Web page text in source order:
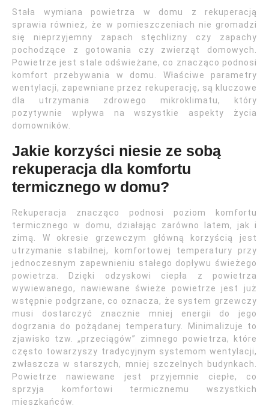
Stała wymiana powietrza w domu z rekuperacją
sprawia również, że w pomieszczeniach nie gromadzi
się nieprzyjemny zapach stęchlizny czy zapachy
pochodzące z gotowania czy zwierząt domowych.
Powietrze jest stale odświeżane, co znacząco podnosi
komfort przebywania w domu. Właściwe parametry
wentylacji, zapewniane przez rekuperację, są kluczowe
dla utrzymania zdrowego mikroklimatu, który
pozytywnie wpływa na wszystkie aspekty życia
domowników.
Jakie korzyści niesie ze sobą
rekuperacja dla komfortu
termicznego w domu?
Rekuperacja znacząco podnosi poziom komfortu
termicznego w domu, działając zarówno latem, jak i
zimą. W okresie grzewczym główną korzyścią jest
utrzymanie stabilnej, komfortowej temperatury przy
jednoczesnym zapewnieniu stałego dopływu świeżego
powietrza. Dzięki odzyskowi ciepła z powietrza
wywiewanego, nawiewane świeże powietrze jest już
wstępnie podgrzane, co oznacza, że system grzewczy
musi dostarczyć znacznie mniej energii do jego
dogrzania do pożądanej temperatury. Minimalizuje to
zjawisko tzw. „przeciągów” zimnego powietrza, które
często towarzyszy tradycyjnym systemom wentylacji,
zwłaszcza w starszych, mniej szczelnych budynkach.
Powietrze nawiewane jest przyjemnie ciepłe, co
sprzyja komfortowi termicznemu wszystkich
mieszkańców.